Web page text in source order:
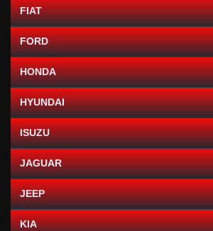
FIAT
FORD
HONDA
HYUNDAI
ISUZU
JAGUAR
JEEP
KIA